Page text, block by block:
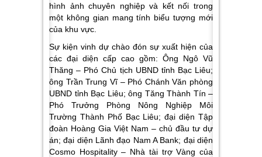
hình ảnh chuyên nghiệp và kết nối trong
một không gian mang tính biểu tượng mới
của khu vực.
Sự kiện vinh dự chào đón sự xuất hiện của
các đại diện cấp cao gồm: Ông Ngô Vũ
Thăng – Phó Chủ tịch UBND tỉnh Bạc Liêu;
ông Trần Trung Vĩ – Phó Chánh Văn phòng
UBND tỉnh Bạc Liêu; ông Tăng Thành Tín –
Phó Trưởng Phòng Nông Nghiệp Môi
Trường Thành Phố Bạc Liêu; đại diện Tập
đoàn Hoàng Gia Việt Nam – chủ đầu tư dự
án; đại diện Lãnh đạo Nam A Bank; đại diện
Cosmo Hospitality – Nhà tài trợ Vàng của